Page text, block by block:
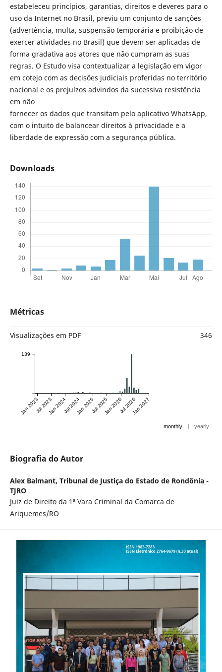
estabeleceu princípios, garantias, direitos e deveres para o
uso da Internet no Brasil, previu um conjunto de sanções
(advertência, multa, suspensão temporária e proibição de
exercer atividades no Brasil) que devem ser aplicadas de
forma gradativa aos atores que não cumpram as suas
regras. O Estudo visa contextualizar a legislação em vigor
em cotejo com as decisões judiciais proferidas no território
nacional e os prejuízos advindos da sucessiva resistência
em não
fornecer os dados que transitam pelo aplicativo WhatsApp,
com o intuito de balancear direitos à privacidade e a
liberdade de expressão com a segurança pública.
Downloads
Métricas
Visualizações em PDF 346
Jan 2023Jul 2023Jan 2024Jul 2024Jan 2025Jul 2025Jan 2026Jul 2026Jan 2027
139
monthly | yearly
Biografia do Autor
Alex Balmant, Tribunal de Justiça do Estado de Rondônia -
TJRO
Juiz de Direito da 1ª Vara Criminal da Comarca de
Ariquemes/RO